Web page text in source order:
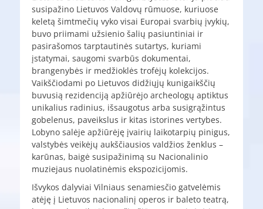
susipažino Lietuvos Valdovų rūmuose, kuriuose
keletą šimtmečių vyko visai Europai svarbių įvykių,
buvo priimami užsienio šalių pasiuntiniai ir
pasirašomos tarptautinės sutartys, kuriami
įstatymai, saugomi svarbūs dokumentai,
brangenybės ir medžioklės trofėjų kolekcijos.
Vaikščiodami po Lietuvos didžiųjų kunigaikščių
buvusią rezidenciją apžiūrėjo archeologų aptiktus
unikalius radinius, išsaugotus arba susigrąžintus
gobelenus, paveikslus ir kitas istorines vertybes.
Lobyno salėje apžiūrėję įvairių laikotarpių pinigus,
valstybės veikėjų aukščiausios valdžios ženklus –
karūnas, baigė susipažinimą su Nacionalinio
muziejaus nuolatinėmis ekspozicijomis.
Išvykos dalyviai Vilniaus senamiesčio gatvelėmis
atėję į Lietuvos nacionalinį operos ir baleto teatrą,